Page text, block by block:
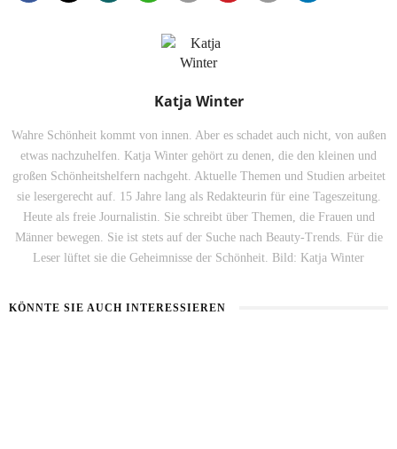
Katja Winter
Wahre Schönheit kommt von innen. Aber es schadet auch nicht, von außen
etwas nachzuhelfen. Katja Winter gehört zu denen, die den kleinen und
großen Schönheitshelfern nachgeht. Aktuelle Themen und Studien arbeitet
sie lesergerecht auf. 15 Jahre lang als Redakteurin für eine Tageszeitung.
Heute als freie Journalistin. Sie schreibt über Themen, die Frauen und
Männer bewegen. Sie ist stets auf der Suche nach Beauty-Trends. Für die
Leser lüftet sie die Geheimnisse der Schönheit. Bild: Katja Winter
KÖNNTE SIE AUCH INTERESSIEREN